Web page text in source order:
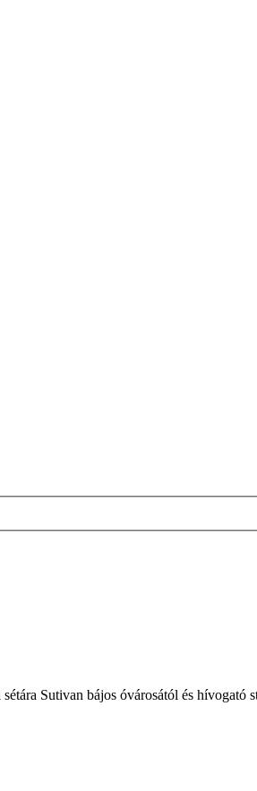
Sutivan bájos óvárosától és hívogató